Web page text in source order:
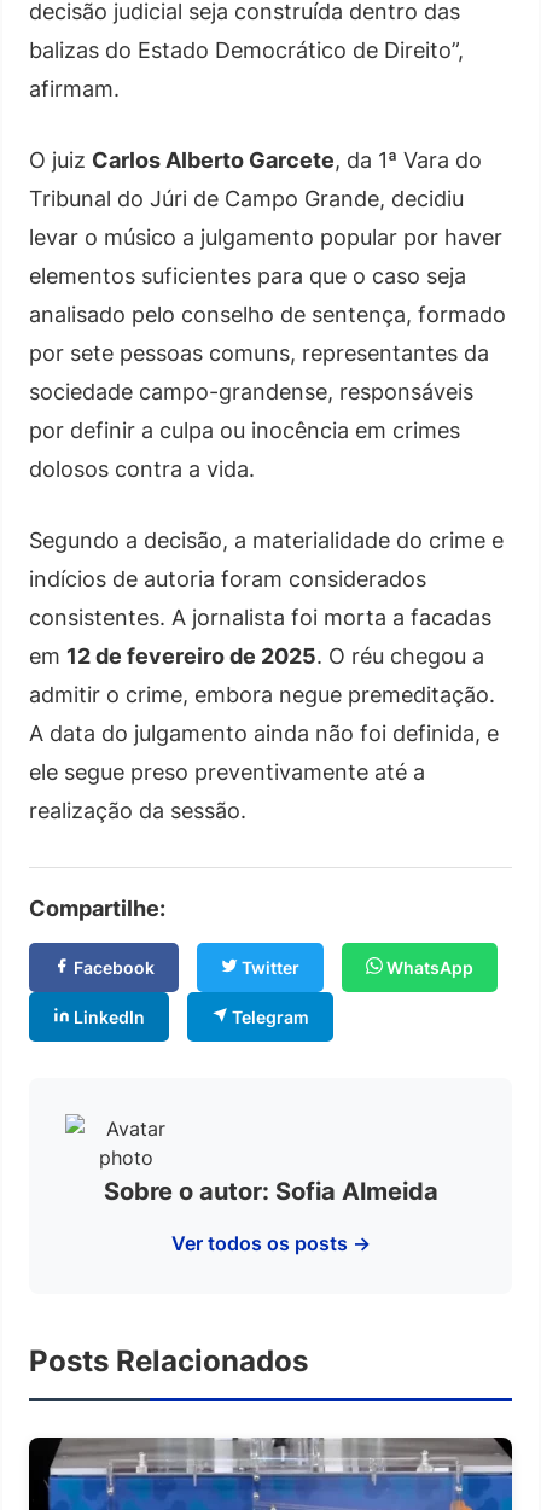
decisão judicial seja construída dentro das
balizas do Estado Democrático de Direito”,
afirmam.
O juiz Carlos Alberto Garcete, da 1ª Vara do
Tribunal do Júri de Campo Grande, decidiu
levar o músico a julgamento popular por haver
elementos suficientes para que o caso seja
analisado pelo conselho de sentença, formado
por sete pessoas comuns, representantes da
sociedade campo-grandense, responsáveis
por definir a culpa ou inocência em crimes
dolosos contra a vida.
Segundo a decisão, a materialidade do crime e
indícios de autoria foram considerados
consistentes. A jornalista foi morta a facadas
em 12 de fevereiro de 2025. O réu chegou a
admitir o crime, embora negue premeditação.
A data do julgamento ainda não foi definida, e
ele segue preso preventivamente até a
realização da sessão.
Compartilhe:
Facebook Twitter WhatsApp
LinkedIn Telegram
Sobre o autor: Sofia Almeida
Ver todos os posts →
Posts Relacionados